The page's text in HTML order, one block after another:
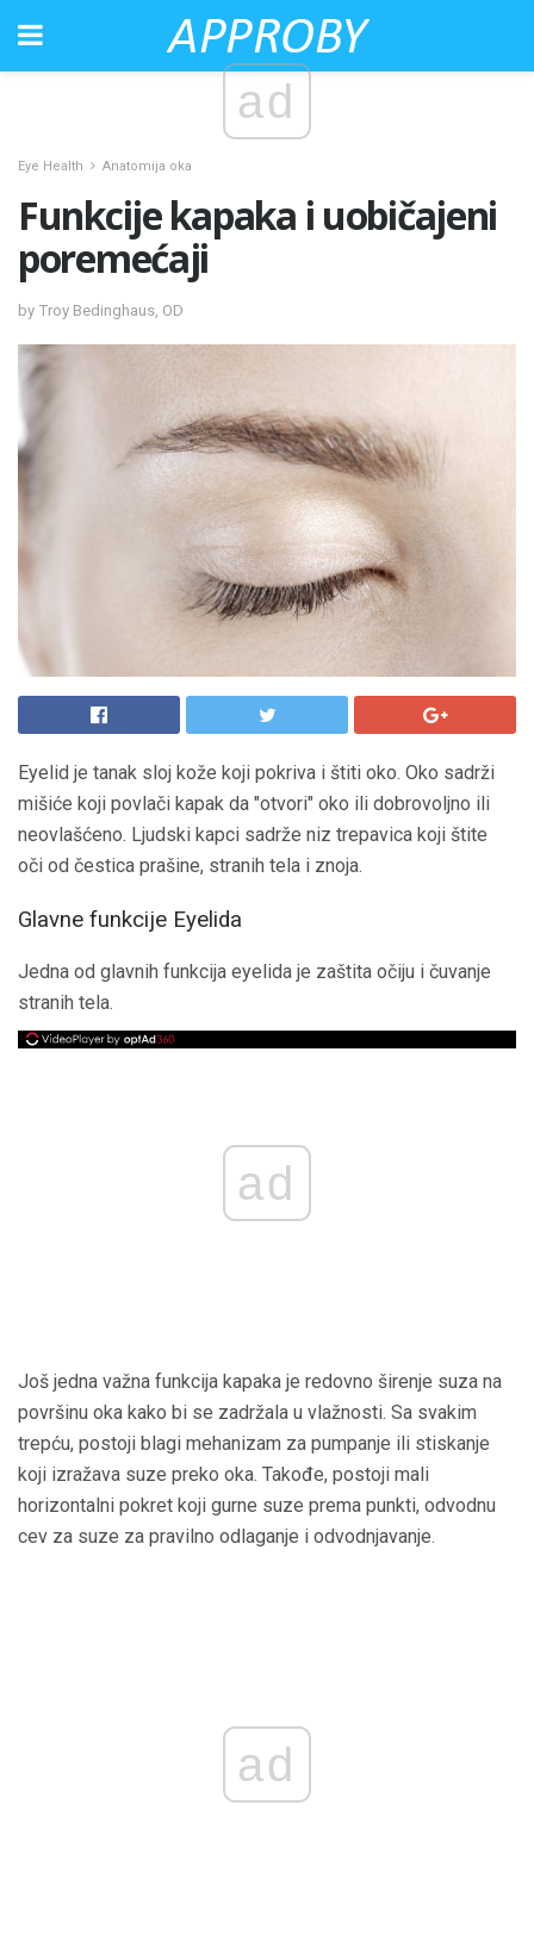
ad
Eye Health Anatomija oka
Funkcije kapaka i uobičajeni
poremećaji
by Troy Bedinghaus, OD
Eyelid je tanak sloj kože koji pokriva i štiti oko. Oko sadrži
mišiće koji povlači kapak da "otvori" oko ili dobrovoljno ili
neovlašćeno. Ljudski kapci sadrže niz trepavica koji štite
oči od čestica prašine, stranih tela i znoja.
Glavne funkcije Eyelida
Jedna od glavnih funkcija eyelida je zaštita očiju i čuvanje
stranih tela.
ad
Još jedna važna funkcija kapaka je redovno širenje suza na
površinu oka kako bi se zadržala u vlažnosti. Sa svakim
trepću, postoji blagi mehanizam za pumpanje ili stiskanje
koji izražava suze preko oka. Takođe, postoji mali
horizontalni pokret koji gurne suze prema punkti, odvodnu
cev za suze za pravilno odlaganje i odvodnjavanje.
ad